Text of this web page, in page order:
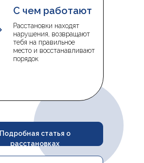
Расстановки находят
нарушения, возвращают
тебя на правильное
место и восстанавливают
порядок
С чем работают
Подробная статья о
расстановках